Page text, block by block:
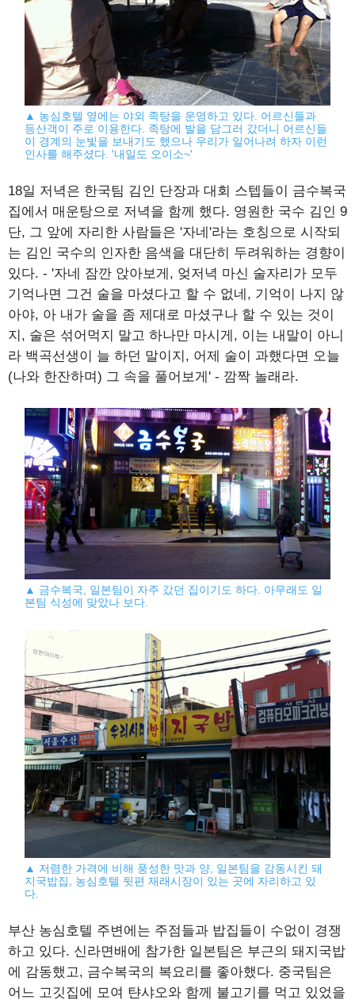
▲ 농심호텔 옆에는 야외 족탕을 운영하고 있다. 어르신들과
등산객이 주로 이용한다. 족탕에 발을 담그러 갔더니 어르신들
이 경계의 눈빛을 보내기도 했으나 우리가 일어나려 하자 이런
인사를 해주셨다. '내일도 오이소~'
18일 저녁은 한국팀 김인 단장과 대회 스텝들이 금수복국
집에서 매운탕으로 저녁을 함께 했다. 영원한 국수 김인 9
단, 그 앞에 자리한 사람들은 '자네'라는 호칭으로 시작되
는 김인 국수의 인자한 음색을 대단히 두려워하는 경향이
있다. - '자네 잠깐 앉아보게, 엊저녁 마신 술자리가 모두
기억나면 그건 술을 마셨다고 할 수 없네, 기억이 나지 않
아야, 아 내가 술을 좀 제대로 마셨구나 할 수 있는 것이
지, 술은 섞어먹지 말고 하나만 마시게, 이는 내말이 아니
라 백곡선생이 늘 하던 말이지, 어제 술이 과했다면 오늘
(나와 한잔하며) 그 속을 풀어보게' - 깜짝 놀래라.
▲ 금수복국, 일본팀이 자주 갔던 집이기도 하다. 아무래도 일
본팀 식성에 맞았나 보다.
▲ 저렴한 가격에 비해 풍성한 맛과 양, 일본팀을 감동시킨 돼
지국밥집, 농심호텔 뒷편 재래시장이 있는 곳에 자리하고 있
다.
부산 농심호텔 주변에는 주점들과 밥집들이 수없이 경쟁
하고 있다. 신라면배에 참가한 일본팀은 부근의 돼지국밥
에 감동했고, 금수복국의 복요리를 좋아했다. 중국팀은
어느 고깃집에 모여 탼샤오와 함께 불고기를 먹고 있었을